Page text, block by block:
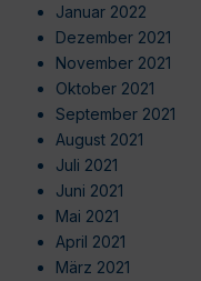
Januar 2022
Dezember 2021
November 2021
Oktober 2021
September 2021
August 2021
Juli 2021
Juni 2021
Mai 2021
April 2021
März 2021